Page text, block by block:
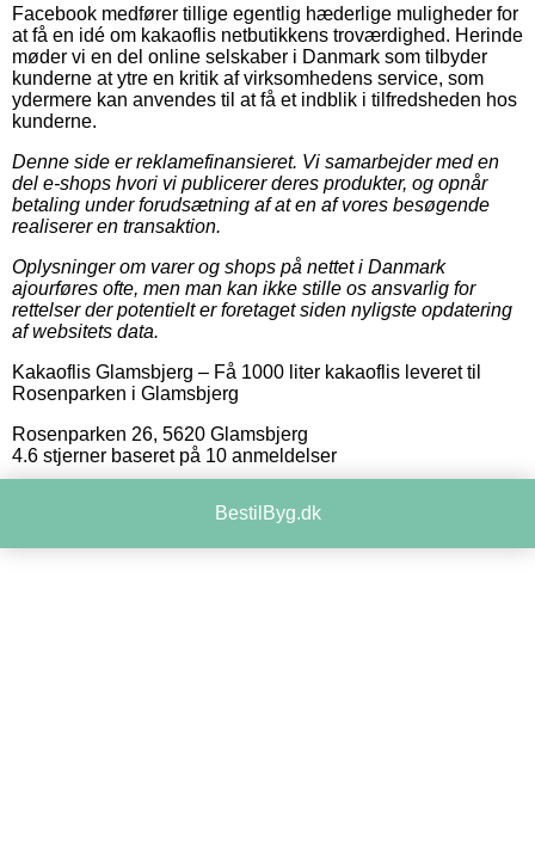
Facebook medfører tillige egentlig hæderlige muligheder for
at få en idé om kakaoflis netbutikkens troværdighed. Herinde
møder vi en del online selskaber i Danmark som tilbyder
kunderne at ytre en kritik af virksomhedens service, som
ydermere kan anvendes til at få et indblik i tilfredsheden hos
kunderne.
Denne side er reklamefinansieret. Vi samarbejder med en
del e-shops hvori vi publicerer deres produkter, og opnår
betaling under forudsætning af at en af vores besøgende
realiserer en transaktion.
Oplysninger om varer og shops på nettet i Danmark
ajourføres ofte, men man kan ikke stille os ansvarlig for
rettelser der potentielt er foretaget siden nyligste opdatering
af websitets data.
Kakaoflis Glamsbjerg – Få 1000 liter kakaoflis leveret til
Rosenparken i Glamsbjerg
Rosenparken 26, 5620 Glamsbjerg
4.6 stjerner baseret på 10 anmeldelser
BestilByg.dk